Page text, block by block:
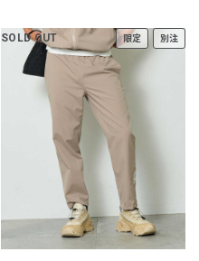
SOLD OUT 限定 別注